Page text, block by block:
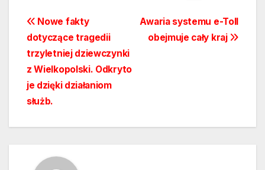
Nawigacja
wpisu
Awaria systemu e-Toll
obejmuje cały kraj
Nowe fakty
dotyczące tragedii
trzyletniej dziewczynki
z Wielkopolski. Odkryto
je dzięki działaniom
służb.